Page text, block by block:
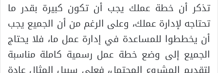
تذكر أن خطة عملك يجب أن تكون كبيرة بقدر ما
تحتاجه لإدارة عملك، وعلى الرغم من أن الجميع يجب
أن يخططوا للمساعدة في إدارة عمل ما، فلا يحتاج
الجميع إلى وضع خطة عمل رسمية كاملة مناسبة